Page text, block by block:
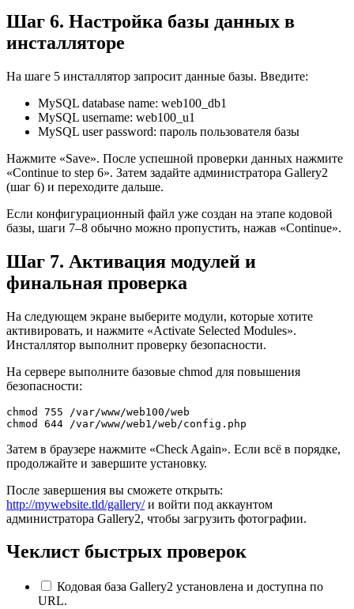
Шаг 6. Настройка базы данных в
инсталляторе
На шаге 5 инсталлятор запросит данные базы. Введите:
MySQL database name: web100_db1
MySQL username: web100_u1
MySQL user password: пароль пользователя базы
Нажмите «Save». После успешной проверки данных нажмите
«Continue to step 6». Затем задайте администратора Gallery2
(шаг 6) и переходите дальше.
Если конфигурационный файл уже создан на этапе кодовой
базы, шаги 7–8 обычно можно пропустить, нажав «Continue».
Шаг 7. Активация модулей и
финальная проверка
На следующем экране выберите модули, которые хотите
активировать, и нажмите «Activate Selected Modules».
Инсталлятор выполнит проверку безопасности.
На сервере выполните базовые chmod для повышения
безопасности:
chmod 755 /var/www/web100/web
chmod 644 /var/www/web1/web/config.php
Затем в браузере нажмите «Check Again». Если всё в порядке,
продолжайте и завершите установку.
После завершения вы сможете открыть:
http://mywebsite.tld/gallery/и войти под аккаунтом
администратора Gallery2, чтобы загрузить фотографии.
Чеклист быстрых проверок
Кодовая база Gallery2 установлена и доступна по
URL.